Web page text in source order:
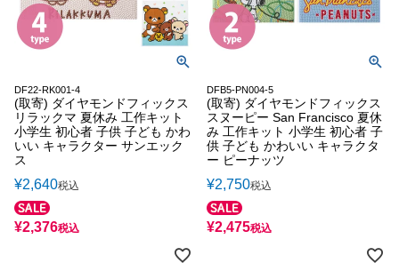
DF22-RK001-4
(取寄) ダイヤモンドフィックス
リラックマ 夏休み 工作キット
小学生 初心者 子供 子ども かわ
いい キャラクター サンエック
ス
¥2,640税込
¥2,376税込
DFB5-PN004-5
(取寄) ダイヤモンドフィックス
スヌーピー San Francisco 夏休
み 工作キット 小学生 初心者 子
供 子ども かわいい キャラクタ
ー ピーナッツ
¥2,750税込
¥2,475税込